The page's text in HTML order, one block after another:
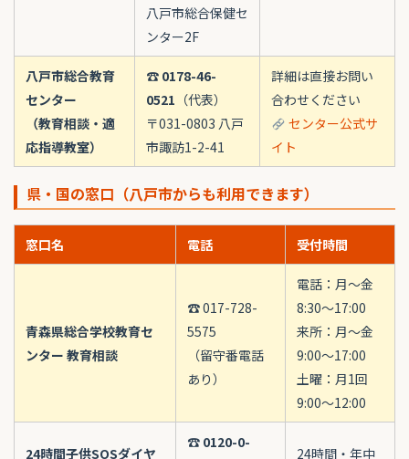
八戸市総合保健セ
ンター2F
八戸市総合教育
センター
（教育相談・適
応指導教室）
☎ 0178-46-
0521 （代表）
〒031-0803 八戸
市諏訪1-2-41
詳細は直接お問い
合わせください
センター公式サ
イト
県・国の窓口（八戸市からも利用できます）
窓口名 電話 受付時間
青森県総合学校教育セ
ンター 教育相談
☎ 017-728-
5575
（留守番電話
あり）
電話：月〜金
8:30〜17:00
来所：月〜金
9:00〜17:00
土曜：月1回
9:00〜12:00
24時間子供SOSダイヤ
☎ 0120-0-
24時間・年中